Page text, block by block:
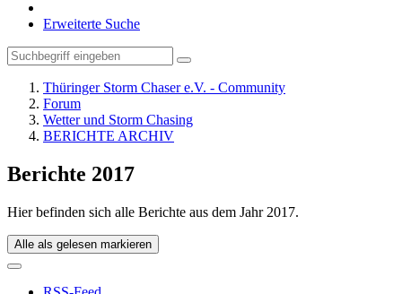
Erweiterte Suche
Thüringer Storm Chaser e.V. - Community
Forum
Wetter und Storm Chasing
BERICHTE ARCHIV
Berichte 2017
Hier befinden sich alle Berichte aus dem Jahr 2017.
Alle als gelesen markieren